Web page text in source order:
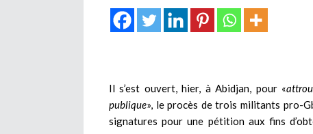
Il s’est ouvert, hier, à Abidjan, pour «
publique», le procès de trois militants pro-
signatures pour une pétition aux fins